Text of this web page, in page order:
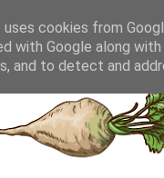
uses cookies from
with Google along
and to detect and